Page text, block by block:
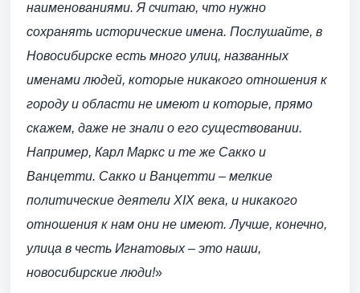
наименованиями. Я считаю, что нужно
сохранять исторические имена. Послушайте, в
Новосибирске есть много улиц, названных
именами людей, которые никакого отношения к
городу и области не имеют и которые, прямо
скажем, даже не знали о его существовании.
Например, Карл Маркс и те же Сакко и
Ванцетти. Сакко и Ванцетти – мелкие
политические деятели XIX века, и никакого
отношения к нам они не имеют. Лучше, конечно,
улица в честь Игнатовых – это наши,
новосибирские люди!»